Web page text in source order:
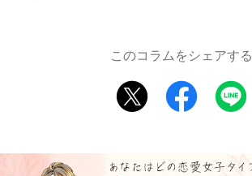
このコラムをシェアする